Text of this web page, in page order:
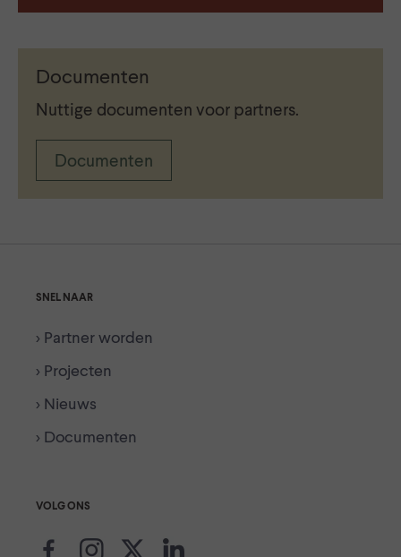
Documenten
Nuttige documenten voor partners.
Documenten
SNEL NAAR
> Partner worden
> Projecten
> Nieuws
> Documenten
VOLG ONS